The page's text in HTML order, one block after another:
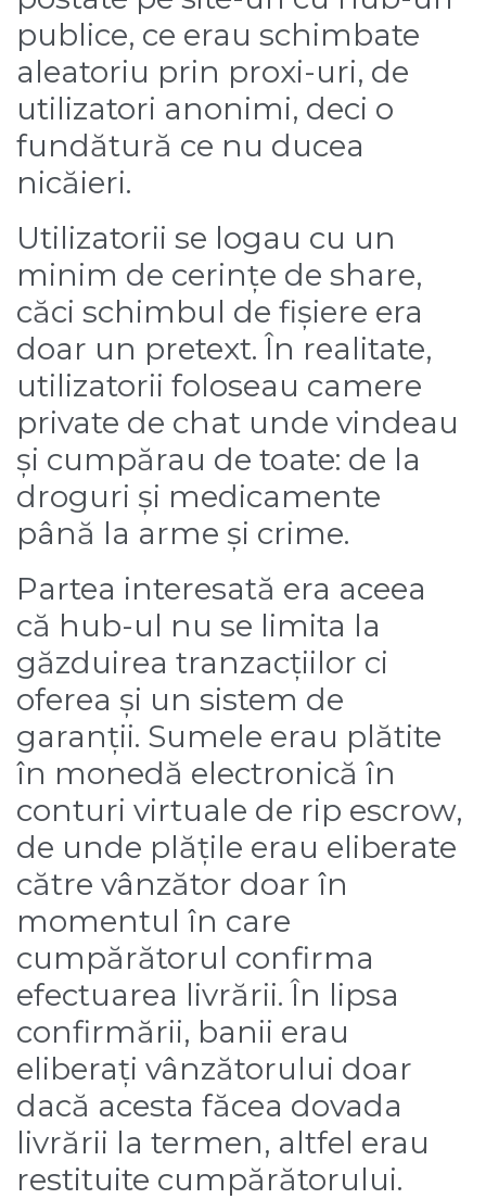
publice, ce erau schimbate
aleatoriu prin proxi-uri, de
utilizatori anonimi, deci o
fundătură ce nu ducea
nicăieri.
Utilizatorii se logau cu un
minim de cerințe de share,
căci schimbul de fișiere era
doar un pretext. În realitate,
utilizatorii foloseau camere
private de chat unde vindeau
și cumpărau de toate: de la
droguri și medicamente
până la arme și crime.
Partea interesată era aceea
că hub-ul nu se limita la
găzduirea tranzacțiilor ci
oferea și un sistem de
garanții. Sumele erau plătite
în monedă electronică în
conturi virtuale de rip escrow,
de unde plățile erau eliberate
către vânzător doar în
momentul în care
cumpărătorul confirma
efectuarea livrării. În lipsa
confirmării, banii erau
eliberați vânzătorului doar
dacă acesta făcea dovada
livrării la termen, altfel erau
restituite cumpărătorului.